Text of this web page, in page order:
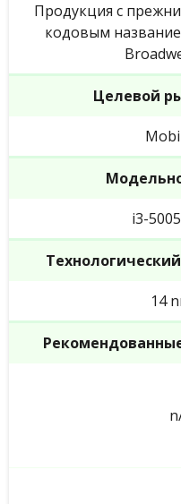
Продукция с
кодовым
Целевой
i3-
14